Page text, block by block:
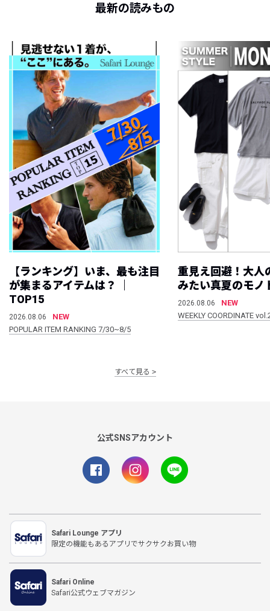
最新の読みもの
【ランキング】いま、最も注目
が集まるアイテムは？ ｜
TOP15
2026.08.06
NEW
POPULAR ITEM RANKING 7/30~8/5
重見え回避！大人
みたい真夏のモノ
2026.08.06
NEW
WEEKLY COORDINATE
すべて見る
公式SNSアカウント
Safari Lounge アプリ
限定の機能もあるアプリでサクサクお買い物
Safari Online
Safari公式ウェブマガジン